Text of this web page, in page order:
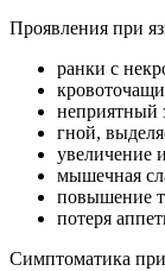
Проявления при
ранки с
неприятный
гной,
увеличение
мышечная
повышение
потеря
Симптоматика